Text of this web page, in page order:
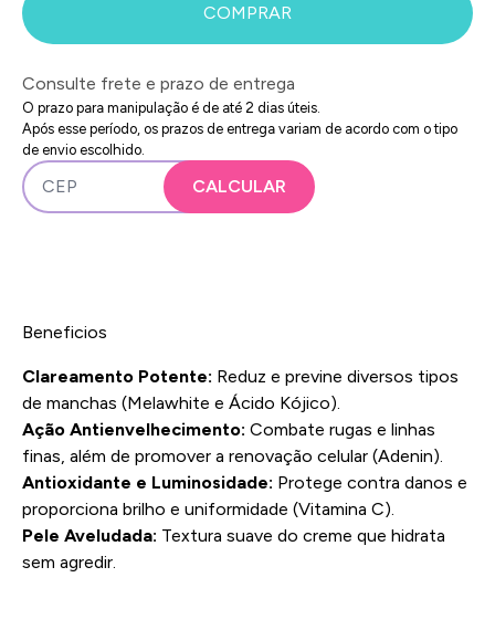
COMPRAR
Consulte frete e prazo de entrega
O prazo para manipulação é de até 2 dias úteis.
Após esse período, os prazos de entrega variam de acordo com o tipo
de envio escolhido.
Beneficios
Clareamento Potente: Reduz e previne diversos tipos
de manchas (Melawhite e Ácido Kójico).
Ação Antienvelhecimento: Combate rugas e linhas
finas, além de promover a renovação celular (Adenin).
Antioxidante e Luminosidade: Protege contra danos e
proporciona brilho e uniformidade (Vitamina C).
Pele Aveludada: Textura suave do creme que hidrata
sem agredir.